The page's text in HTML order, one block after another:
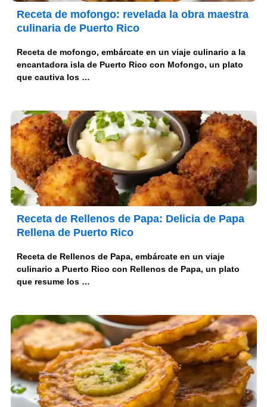
Receta de mofongo: revelada la obra maestra
culinaria de Puerto Rico
Receta de mofongo, embárcate en un viaje culinario a la
encantadora isla de Puerto Rico con Mofongo, un plato
que cautiva los …
Receta de Rellenos de Papa: Delicia de Papa
Rellena de Puerto Rico
Receta de Rellenos de Papa, embárcate en un viaje
culinario a Puerto Rico con Rellenos de Papa, un plato
que resume los …